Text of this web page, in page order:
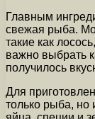
Главным
свежая рыба.
такие как
важно выбрать
получилось
Для
только рыба, но